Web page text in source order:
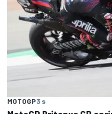
MOTOGP3 s